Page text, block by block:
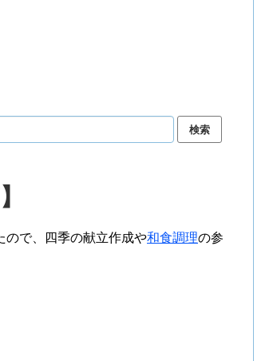
ので、四季の献立作成や和食調理の参